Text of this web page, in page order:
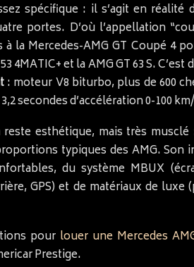
spécifique : il s’agit en réalité
portes. D’où l’appellation
la Mercedes-AMG GT Coupé 4
4MATIC+ et la AMG GT 63 S. C’est
: moteur V8 biturbo, plus de 600
secondes d’accélération 0-100
reste esthétique, mais très musclé
typiques des AMG. Son
du système MBUX
GPS) et de matériaux de
pour louer une Mercedes
Prestige.